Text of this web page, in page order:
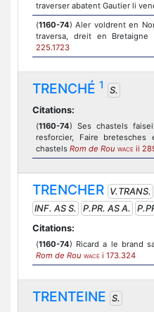
traverser abatent Gautier li
(1160-74) Aler voldrent en
traversa, dreit en Bretaigne
225.1723
TRENCHÉ 1
S.
Citations:
(1160-74) Ses chastels
resforcier, Faire
chastels Rom de Rou WACE ii
TRENCHER V.TRANS.
INF. AS S.
P.PR. AS A.
Citations:
(1160-74) Ricard a le brand
Rom de Rou WACE i 173.324
TRENTEINE S.